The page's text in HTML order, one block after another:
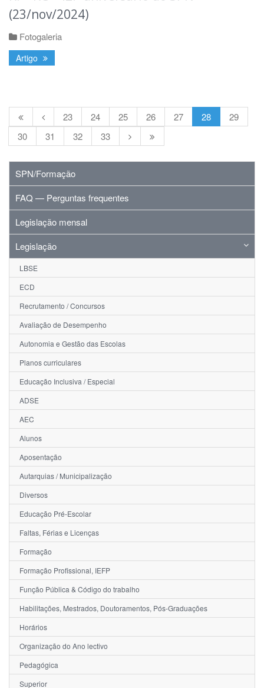
(23/nov/2024)
Fotogaleria
Artigo
23 24 25 26 27 28
29
30
31 32 33
SPN/Formação
FAQ — Perguntas frequentes
Legislação mensal
Legislação
LBSE
ECD
Recrutamento / Concursos
Avaliação de Desempenho
Autonomia e Gestão das Escolas
Planos curriculares
Educação Inclusiva / Especial
ADSE
AEC
Alunos
Aposentação
Autarquias / Municipalização
Diversos
Educação Pré-Escolar
Faltas, Férias e Licenças
Formação
Formação Profissional, IEFP
Função Pública & Código do trabalho
Habilitações, Mestrados, Doutoramentos, Pós-Graduações
Horários
Organização do Ano lectivo
Pedagógica
Superior